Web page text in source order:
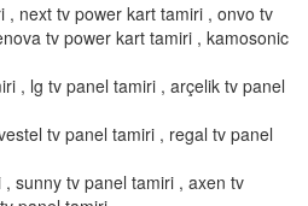
, next tv power kart tamiri , onvo tv
tv power kart tamiri , kamosonic
, lg tv panel tamiri , arçelik tv panel
tv panel tamiri , regal tv panel
sunny tv panel tamiri , axen tv